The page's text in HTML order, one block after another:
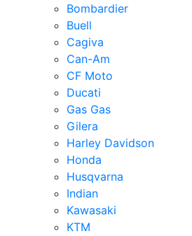
Bombardier
Buell
Cagiva
Can-Am
CF Moto
Ducati
Gas Gas
Gilera
Harley Davidson
Honda
Husqvarna
Indian
Kawasaki
KTM